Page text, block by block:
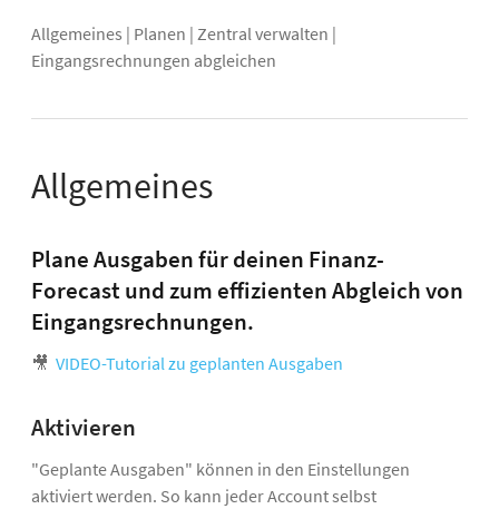
Allgemeines | Planen | Zentral verwalten |
Eingangsrechnungen abgleichen
Allgemeines
Plane Ausgaben für deinen Finanz-
Forecast und zum effizienten Abgleich von
Eingangsrechnungen.
🎥 VIDEO-Tutorial zu geplanten Ausgaben
Aktivieren
"Geplante Ausgaben" können in den Einstellungen
aktiviert werden. So kann jeder Account selbst